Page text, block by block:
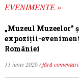
EVENIMENTE »
„Muzeul Muzeelor”
expoziții-
României
11 iunie 2026 /fără